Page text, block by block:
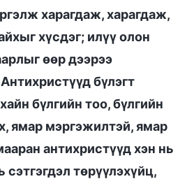
харагдаж, харагдаж,
хүсдэг; илүү олон
өөр дээрээ
бүлэгт
бүлгийн тоо, бүлгийн
ямар мэргэжилтэй, ямар
антихристүүд хэн нь
сэтгэгдэл төрүүлэхүйц,